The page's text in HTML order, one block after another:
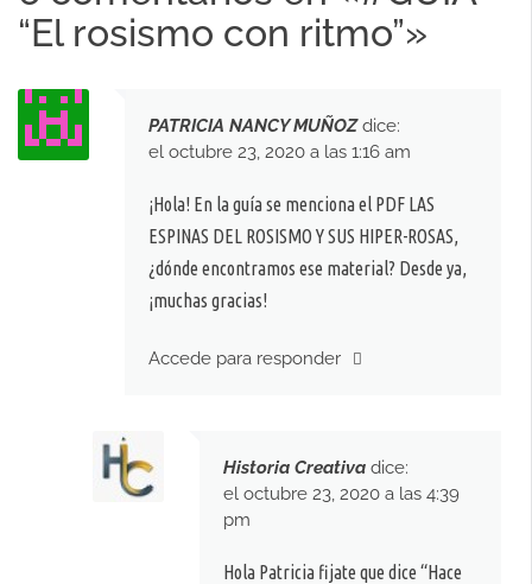
“El rosismo con ritmo”»
PATRICIA NANCY MUÑOZ dice:
el octubre 23, 2020 a las 1:16 am
¡Hola! En la guía se menciona el PDF LAS
ESPINAS DEL ROSISMO Y SUS HIPER-ROSAS,
¿dónde encontramos ese material? Desde ya,
¡muchas gracias!
Accede para responder
Historia Creativa dice:
el octubre 23, 2020 a las 4:39
pm
Hola Patricia fijate que dice “Hace